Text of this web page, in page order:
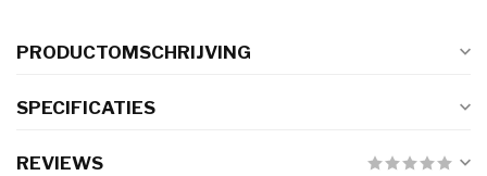
PRODUCTOMSCHRIJVING
SPECIFICATIES
REVIEWS